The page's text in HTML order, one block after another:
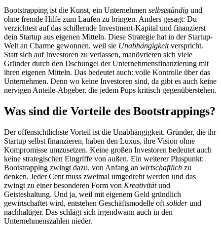
Bootstrapping ist die Kunst, ein Unternehmen selbstständig und
ohne fremde Hilfe zum Laufen zu bringen. Anders gesagt: Du
verzichtest auf das schillernde Investment-Kapital und finanzierst
dein Startup aus eigenen Mitteln. Diese Strategie hat in der Startup-
Welt an Charme gewonnen, weil sie Unabhängigkeitverspricht.
Statt sich auf Investoren zu verlassen, manövrieren sich viele
Gründer durch den Dschungel der Unternehmensfinanzierung mit
ihren eigenen Mitteln. Das bedeutet auch: volle Kontrolle über das
Unternehmen. Denn wo keine Investoren sind, da gibt es auch keine
nervigen Anteile-Abgeber, die jedem Pups kritisch gegenüberstehen.
Was sind die Vorteile des Bootstrappings?
Der offensichtlichste Vorteil ist die Unabhängigkeit. Gründer, die ihr
Startup selbst finanzieren, haben den Luxus, ihre Vision ohne
Kompromisse umzusetzen. Keine großen Investoren bedeutet auch
keine strategischen Eingriffe von außen. Ein weiterer Pluspunkt:
Bootstrapping zwingt dazu, von Anfang an wirtschaftlich zu
denken. Jeder Cent muss zweimal umgedreht werden und das
zwingt zu einer besonderen Form von Kreativitätund
Geisteshaltung. Und ja, weil mit eigenem Geld gründlich
gewirtschaftet wird, entstehen Geschäftsmodelle oft soliderund
nachhaltiger. Das schlägt sich irgendwann auch in den
Unternehmenszahlen nieder.